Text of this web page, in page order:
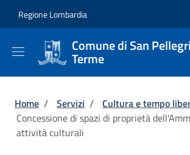
Regione Lombardia
Comune di San
Terme
Briciole di pane
Home / Servizi / Cultura e tempo
Concessione di spazi di proprietà
attività culturali